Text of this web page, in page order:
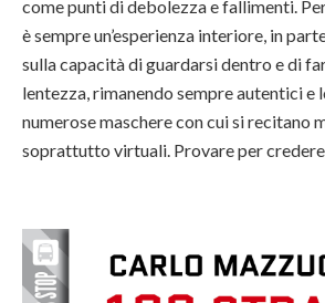
come punti di debolezza e fallimenti.
è sempre un’esperienza interiore, in
sulla capacità di guardarsi dentro e di
lentezza, rimanendo sempre autentici e
numerose maschere con cui si recitano
soprattutto virtuali. Provare per